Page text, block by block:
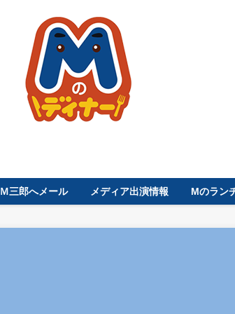
Ｍ三郎へメール メディア出演情報 Mのラン